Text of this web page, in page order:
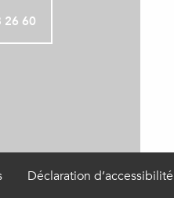
26 60
Déclaration